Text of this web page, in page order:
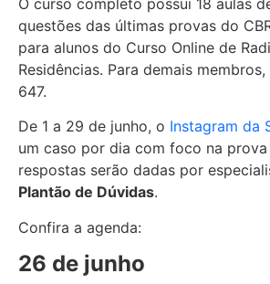
questões das últimas provas do
para alunos do Curso Online de
Residências. Para demais
647.
De 1 a 29 de junho, o Instagram da
um caso por dia com foco na
respostas serão dadas por
Plantão de Dúvidas.
Confira a agenda:
26 de junho